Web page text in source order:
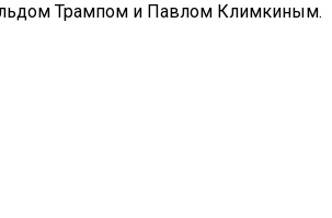
Трампом и Павлом Климкиным.